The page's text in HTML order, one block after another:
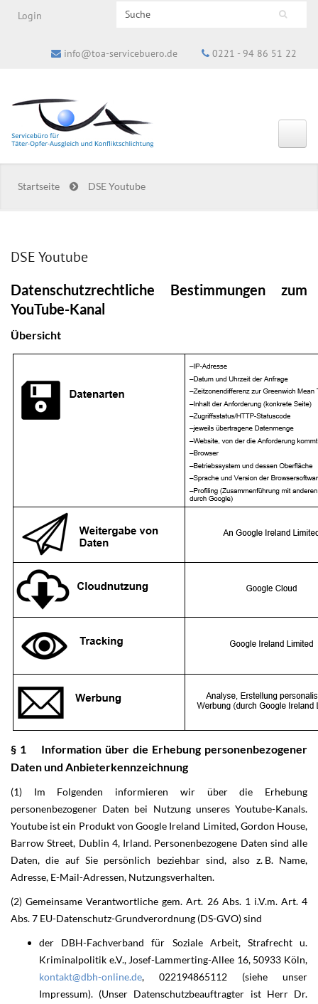
Login Suchformular
Search this site
info@toa-servicebuero.de 0221 - 94 86 51 22
Startseite DSE Youtube
DSE Youtube
Datenschutzrechtliche Bestimmungen zum
YouTube-Kanal
Übersicht
§ 1 Information über die Erhebung personenbezogener
Daten und Anbieterkennzeichnung
(1) Im Folgenden informieren wir über die Erhebung
personenbezogener Daten bei Nutzung unseres Youtube-Kanals.
Youtube ist ein Produkt von Google Ireland Limited, Gordon House,
Barrow Street, Dublin 4, Irland. Personenbezogene Daten sind alle
Daten, die auf Sie persönlich beziehbar sind, also z. B. Name,
Adresse, E-Mail-Adressen, Nutzungsverhalten.
(2) Gemeinsame Verantwortliche gem. Art. 26 Abs. 1 i.V.m. Art. 4
Abs. 7 EU-Datenschutz-Grundverordnung (DS-GVO) sind
der DBH-Fachverband für Soziale Arbeit, Strafrecht u.
Kriminalpolitik e.V., Josef-Lammerting-Allee 16, 50933 Köln,
kontakt@dbh-online.de, 022194865112 (siehe unser
Impressum). (Unser Datenschutzbeauftragter ist Herr Dr.